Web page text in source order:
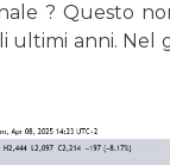
? Questo
ultimi anni. Nel